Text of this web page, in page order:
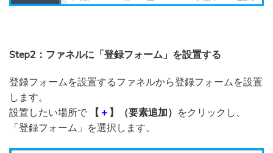
Step2：ファネルに「登録フォーム」を設置する
登録フォームを設置するファネルから登録フォームを設置
します。
設置したい場所で
【 ＋ 】（要素追加） をクリックし、
「登録フォーム」を選択します。